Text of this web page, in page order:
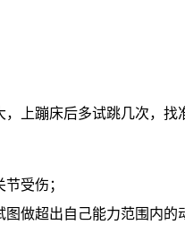
上蹦床后多试跳几次，找
受伤；
做超出自己能力范围内的